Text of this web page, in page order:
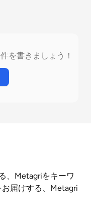
を書きましょう！
、Metagriをキーワ
届けする、Metagri